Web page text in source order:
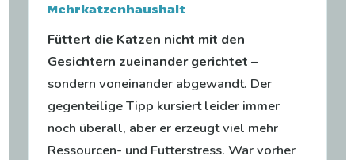
Mehrkatzenhaushalt
Füttert die Katzen nicht mit den
Gesichtern zueinander gerichtet –
sondern voneinander abgewandt. Der
gegenteilige Tipp kursiert leider immer
noch überall, aber er erzeugt viel mehr
Ressourcen- und Futterstress. War vorher